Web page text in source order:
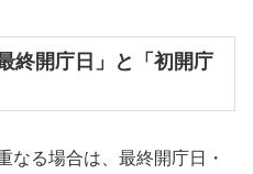
終開庁日」と「初開庁
なる場合は、最終開庁日・